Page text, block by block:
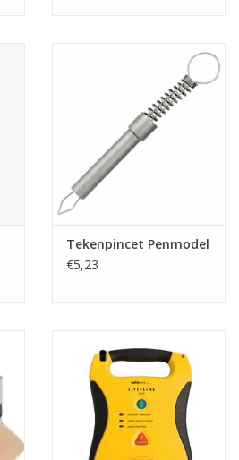
Tekenpincet Penmodel
€5,23